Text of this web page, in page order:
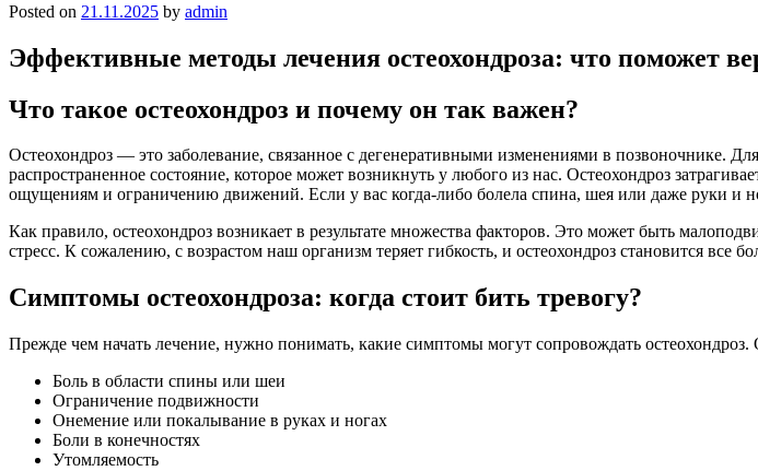
Posted on 21.11.2025 by admin
Эффективные методы лечения остеохондроза: что поможет
Что такое остеохондроз и почему он так важен?
Остеохондроз — это заболевание, связанное с дегенеративными изменениями в позвоночнике.
распространенное состояние, которое может возникнуть у любого из нас. Остеохондроз
ощущениям и ограничению движений. Если у вас когда-либо болела спина, шея или даже руки и
Как правило, остеохондроз возникает в результате множества факторов. Это может быть
стресс. К сожалению, с возрастом наш организм теряет гибкость, и остеохондроз становится все
Симптомы остеохондроза: когда стоит бить тревогу?
Прежде чем начать лечение, нужно понимать, какие симптомы могут сопровождать остеохондроз.
Боль в области спины или шеи
Ограничение подвижности
Онемение или покалывание в руках и ногах
Боли в конечностях
Утомляемость